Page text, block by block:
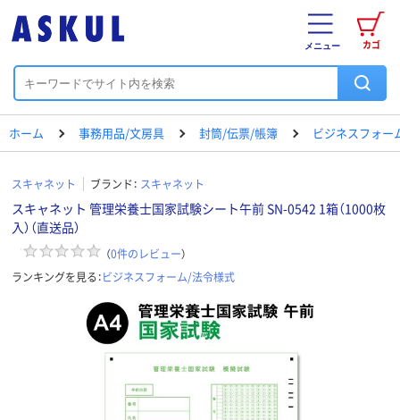
カゴ
メニュー
ホーム 事務用品/文房具 封筒/伝票/帳簿 ビジネスフォー
スキャネット ブランド： スキャネット
スキャネット 管理栄養士国家試験シート午前 SN-0542 1箱（1000枚
入）（直送品）
（0件のレビュー）
ランキングを見る：ビジネスフォーム/法令様式